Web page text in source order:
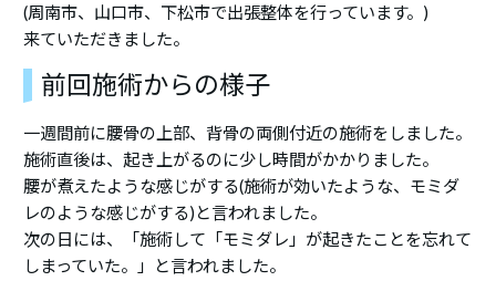
(周南市、山口市、下松市で出張整体を行っています。)
来ていただきました。
前回施術からの様子
一週間前に腰骨の上部、背骨の両側付近の施術をしました。
施術直後は、起き上がるのに少し時間がかかりました。
腰が煮えたような感じがする(施術が効いたような、モミダ
レのような感じがする)と言われました。
次の日には、「施術して「モミダレ」が起きたことを忘れて
しまっていた。」と言われました。